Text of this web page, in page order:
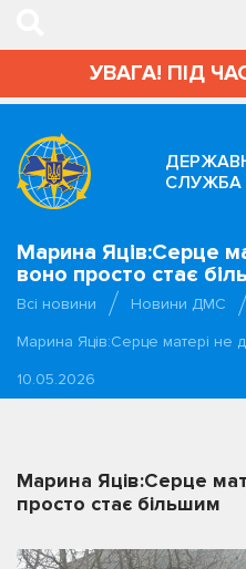
УВАГА! ПІД ЧАС
СЛУЖБА
Марина Яців:Серце
воно просто стає
Всі новини
Новини ДМС
Марина Яців:Серце матері не
10.05.2026
Марина Яців:Серце
просто стає більшим